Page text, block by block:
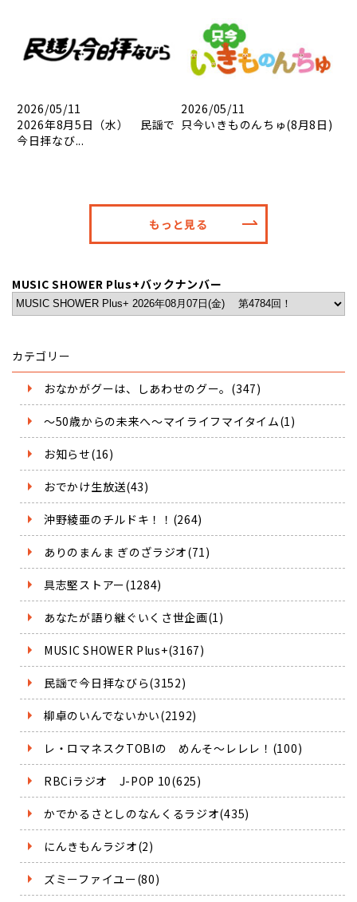
2026/05/11
2026年8月5日（水） 民謡で
今日拝なび...
2026/05/11
只今いきものんちゅ(8月8日)
もっと見る
MUSIC SHOWER Plus+バックナンバー
カテゴリー
おなかがグーは、しあわせのグー。(347)
～50歳からの未来へ～マイライフマイタイム(1)
お知らせ(16)
おでかけ生放送(43)
沖野綾亜のチルドキ！！(264)
ありのまんま ぎのざラジオ(71)
具志堅ストアー(1284)
あなたが語り継ぐいくさ世企画(1)
MUSIC SHOWER Plus+(3167)
民謡で今日拝なびら(3152)
柳卓のいんでないかい(2192)
レ・ロマネスクTOBIの めんそ～レレレ！(100)
RBCiラジオ J-POP 10(625)
かでかるさとしのなんくるラジオ(435)
にんきもんラジオ(2)
ズミーファイユー(80)